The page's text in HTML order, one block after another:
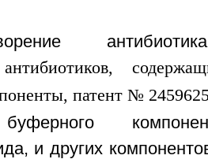
и других